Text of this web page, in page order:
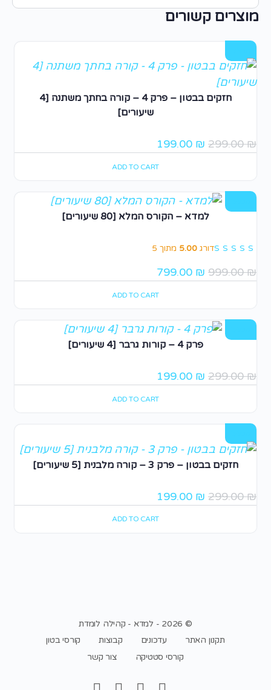
מוצרים קשורים
חזקים בבטון – פרק 4 – קורה בחתך משתנה [4
שיעורים]
299.00₪
199.00 ₪
ADD TO CART
למדא – הקורס המלא [80 שיעורים]
דורג5.00 מתוך 5
999.00₪
799.00 ₪
ADD TO CART
פרק 4 – קורות גרבר [4 שיעורים]
299.00₪
199.00 ₪
ADD TO CART
חזקים בבטון – פרק 3 – קורה מלבנית [5 שיעורים]
299.00₪
199.00 ₪
ADD TO CART
© 2026 - למדא - קהילה לומדת
תקנון האתר
עדכונים קבוצות
קורסי בטון
קורסי סטטיקה
צור קשר